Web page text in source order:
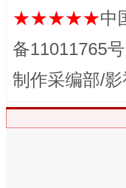
★★★★★中
备11011765
制作采编部/